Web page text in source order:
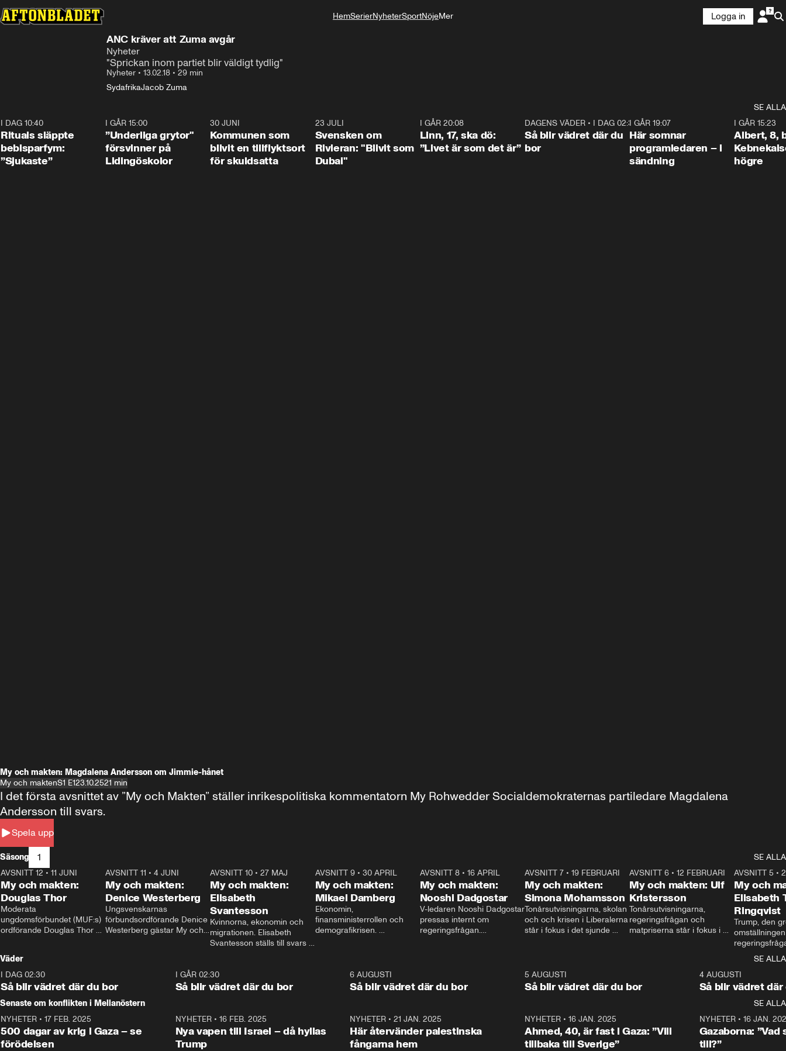
HemSerierNyheterSportNöjeMer
Logga in
ANC kräver att Zuma avgår
Nyheter
"Sprickan inom partiet blir väldigt tydlig"
Nyheter • 13.02.18 • 29 min
SydafrikaJacob Zuma
SE ALLA
I DAG 10:40
Rituals släppte
bebisparfym:
”Sjukaste”
1:07
I GÅR 15:00
”Underliga grytor"
försvinner på
Lidingöskolor
30 JUNI
Kommunen som
blivit en tillflyktsort
för skuldsatta
23 JULI
Svensken om
Rivieran: "Blivit som
Dubai"
I GÅR 20:08
Linn, 17, ska dö:
”Livet är som det är”
1:06
DAGENS VÄDER• I DAG 02:30
Så blir vädret där du
bor
I GÅR 19:07
Här somnar
programledaren – i
sändning
I GÅR 15:23
Albert, 8,
högre
My och makten: Magdalena Andersson om Jimmie-hånet
My och maktenS1 E123.10.2521 min
Spela upp
I det första avsnittet av ”My och Makten” ställer inrikespolitiska kommentatorn My Rohwedder Socialdemokraternas partiledare Magdalena
Andersson till svars.
Säsong 1
SE ALLA
26:27
AVSNITT 12 • 11 JUNI
My och makten:
Douglas Thor
Moderata
ungdomsförbundet (MUF:s)
ordförande Douglas Thor
tonårsutvisningarna och hur
Moderaterna ska locka
väljare till valet i höst.
23:40
AVSNITT 11 •4 JUNI
My och makten:
Denice Westerberg
Ungsvenskarnas
förbundsordförande Denice
Westerberg gästar My och
AVSNITT 10 •27 MAJ
My och makten:
Elisabeth
Svantesson
Kvinnorna, ekonomin och
migrationen. Elisabeth
Svantesson ställs till svars
AVSNITT 9• 30 APRIL
My och makten:
Mikael Damberg
Ekonomin,
finansministerrollen och
demografikrisen.
och Makten.
AVSNITT 8• 16 APRIL
My och makten:
Nooshi Dadgostar
V-ledaren Nooshi Dadgostar
pressas internt om
regeringsfrågan.
– Vi ställer upp i val. Ska vi
vara med så sitter vi förstås
24:30
AVSNITT 7• 19 FEBRUARI
My och makten:
Simona Mohamsson
Tonårsutvisningarna, skolan
och och krisen i Liberalerna
står i fokus i det sjunde
kommentator My
Rohwedder ställer
utbildnings- och
Mohamsson till svars.
27:30
AVSNITT 6 •12 FEBRUARI
My och makten: Ulf
Kristersson
Tonårsutvisningarna,
regeringsfrågan och
matpriserna står i fokus i
Rohwedder ställer
statsminister Ulf Kristersson
AVSNITT 5 •
My och
Elisabeth
Ringqvist
Trump, den
centrum i
avsnittet av
Makten”. Se
Aftonbladets
Rohwedder
Thand Ring
Väder
SE ALLA
I DAG 02:30
Så blir vädret där du bor
1:06
I GÅR 02:30
Så blir vädret där du bor
6 AUGUSTI
Så blir vädret där du bor
5 AUGUSTI
Så blir vädret där du bor
4 AUGUSTI
Så blir vädret där
Senaste om konflikten i Mellanöstern
SE ALLA
NYHETER • 17 FEB. 2025
500 dagar av krig i Gaza – se
förödelsen
NYHETER• 16 FEB. 2025
Nya vapen till Israel – då hyllas
Trump
NYHETER •21 JAN. 2025
Här återvänder palestinska
fångarna hem
NYHETER• 16 JAN. 2025
Ahmed, 40, är fast i Gaza: ”Vill
tillbaka till Sverige”
NYHETER• 16 JAN.
Gazaborna:
till?”